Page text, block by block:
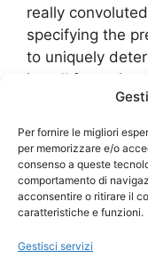
Per fornire le migliori
per memorizzare e/o
consenso a queste
comportamento di
acconsentire o ritirare il
caratteristiche e funzioni.
Gestisci servizi
really
specifying the
to uniquely
install for a
re-installation
can see, not
Leggi tutto
Categorie
Confessions